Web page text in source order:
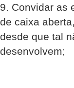
9. Convidar as
de caixa
desde que tal
desenvolvem;